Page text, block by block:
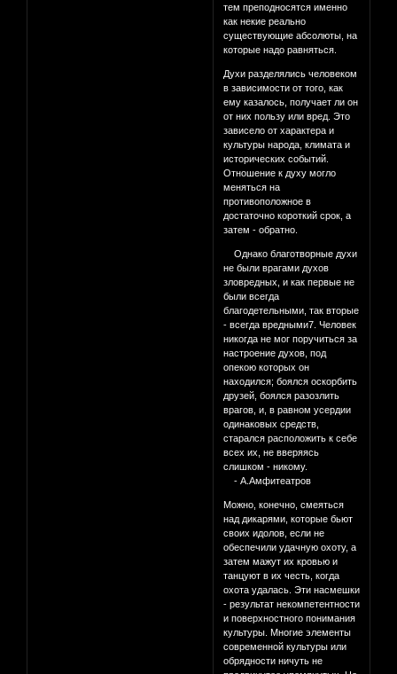
тем преподносятся именно
как некие реально
существующие абсолюты, на
которые надо равняться.
Духи разделялись человеком
в зависимости от того, как
ему казалось, получает ли он
от них пользу или вред. Это
зависело от характера и
культуры народа, климата и
исторических событий.
Отношение к духу могло
меняться на
противоположное в
достаточно короткий срок, а
затем - обратно.
Однако благотворные духи
не были врагами духов
зловредных, и как первые не
были всегда
благодетельными, так вторые
- всегда вредными7. Человек
никогда не мог поручиться за
настроение духов, под
опекою которых он
находился; боялся оскорбить
друзей, боялся разозлить
врагов, и, в равном усердии
одинаковых средств,
старался расположить к себе
всех их, не вверяясь
слишком - никому.
- А.Амфитеатров
Можно, конечно, смеяться
над дикарями, которые бьют
своих идолов, если не
обеспечили удачную охоту, а
затем мажут их кровью и
танцуют в их честь, когда
охота удалась. Эти насмешки
- результат некомпетентности
и поверхностного понимания
культуры. Многие элементы
современной культуры или
обрядности ничуть не